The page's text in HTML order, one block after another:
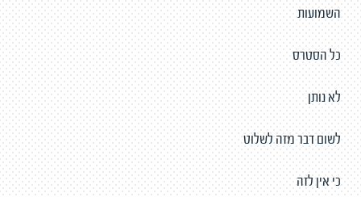
השמועות
כל הסטרס
לא נותן
לשום דבר מזה לשלוט
כי אין לזה